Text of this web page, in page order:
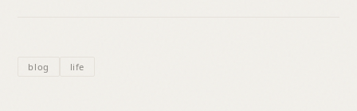
blog life